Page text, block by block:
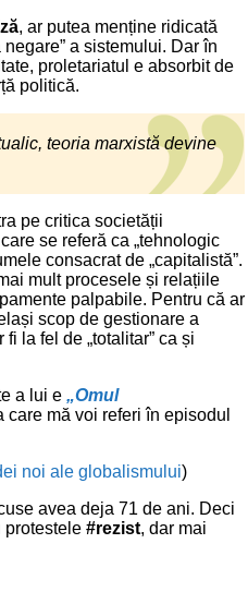
, ar putea menține ridicată
a sistemului. Dar în
proletariatul e absorbit de
politică.
teoria marxistă devine
pe critica societății
se referă ca „tehnologic
consacrat de „capitalistă”.
mult procesele și relațiile
palpabile. Pentru că ar
scop de gestionare a
la fel de „totalitar” ca și
a lui e „Omul
care mă voi referi în episodul
noi ale globalismului)
avea deja 71 de ani. Deci
protestele #rezist, dar mai